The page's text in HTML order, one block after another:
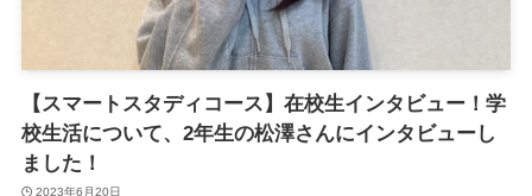
【スマートスタディコース】在校生インタビュー！学
校生活について、2年生の松澤さんにインタビューし
ました！
2023年6月20日